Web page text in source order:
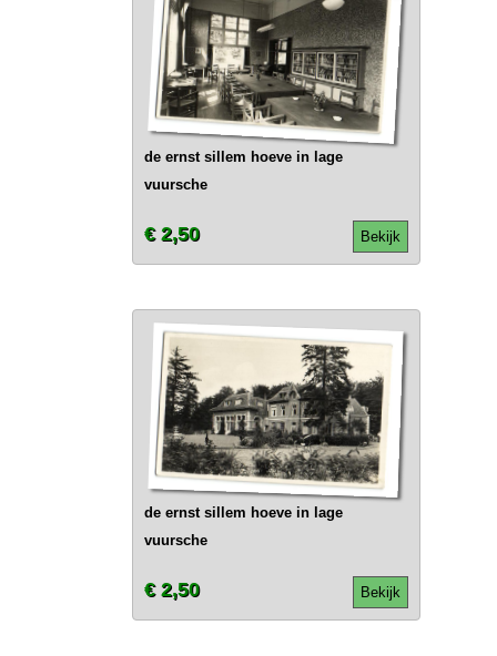
de ernst sillem hoeve in lage
vuursche
Bekijk
€ 2,50
de ernst sillem hoeve in lage
vuursche
Bekijk
€ 2,50